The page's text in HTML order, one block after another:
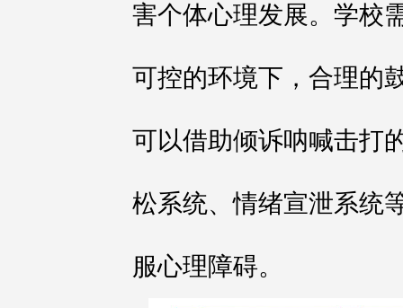
害个体心理发展。学校
可控的环境下，合理的
可以借助倾诉呐喊击打
松系统、情绪宣泄系统
服心理障碍。